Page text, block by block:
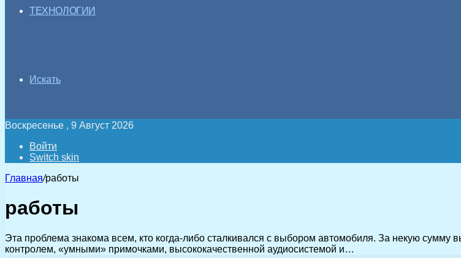
ТЕХНОЛОГИИ
Искать
Воскресенье , 9 Август 2026
Войти
Switch skin
Главная/работы
работы
Эта проблема знакома всем, кто когда-либо сталкивался с выбором автомобиля. За некую
контролем, «умными» примочками, высококачественной аудиосистемой и…